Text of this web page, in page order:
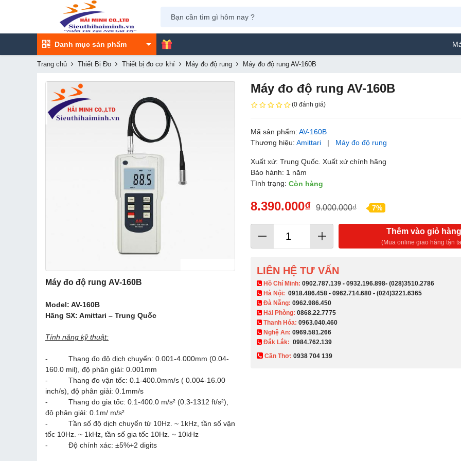
Danh mục sản phẩm Máy Phun
Trang chủ Thiết Bị Đo Thiết bị đo cơ khí Máy đo độ rung Máy đo độ rung AV-160B
Máy đo độ rung AV-160B
Model: AV-160B
Hãng SX: Amittari – Trung Quốc
Tính năng kỹ thuật:
- Thang đo độ dịch chuyển: 0.001-4.000mm (0.04-
160.0 mil), độ phân giải: 0.001mm
- Thang đo vận tốc: 0.1-400.0mm/s ( 0.004-16.00
inch/s), độ phân giải: 0.1mm/s
- Thang đo gia tốc: 0.1-400.0 m/s² (0.3-1312 ft/s²),
độ phân giải: 0.1m/ m/s²
- Tần số độ dịch chuyển từ 10Hz. ~ 1kHz, tần số vận
tốc 10Hz. ~ 1kHz, tần số gia tốc 10Hz. ~ 10kHz
- Độ chính xác: ±5%+2 digits
Máy đo độ rung AV-160B
(0 đánh giá)
Mã sản phẩm:AV-160B
Thương hiệu:Amittari | Máy đo độ rung
Xuất xứ: Trung Quốc. Xuất xứ chính hãng
Bảo hành: 1 năm
Tình trạng:Còn hàng
8.390.000₫ 9.000.000₫ 7%
Thêm vào giỏ hàng
(Mua online giao hàng tận
LIÊN HỆ TƯ VẤN
​ Hồ Chí Minh:0902.787.139 -0932.196.898-(028)3510.2786
Hà Nội:0918.486.458 -0962.714.680 -(024)3221.6365
Đà Nẵng:0962.986.450
Hải Phòng:0868.22.7775
Thanh Hóa:0963.040.460
Nghệ An:0969.581.266
Đắk Lắk: 0984.762.139
Cần Thơ:0938 704 139​